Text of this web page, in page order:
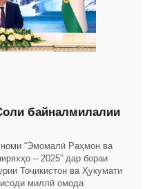
байналмилалии
“Эмомалӣ Раҳмон ва
– 2025” дар бораи
Тоҷикистон ва Ҳукумати
миллӣ омода